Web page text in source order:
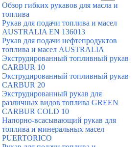
Обзор гибких рукавов для масла и
топлива
Рукав для подачи топлива и масел
AUSTRALIA EN 136013
Рукав для подачи нефтепродуктов
топлива и масел AUSTRALIA
Экструдированный топливный рукав
CARBUR 10
Экструдированный топливный рукав
CARBUR 20
Экструдированный рукав для
различных видов топлива GREEN
CARBUR COLD 10
Напорно-всасывающий рукав для
топлива и минеральных масел
PUERTORICO